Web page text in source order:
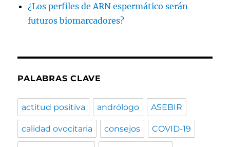
¿Los perfiles de ARN espermático serán
futuros biomarcadores?
PALABRAS CLAVE
actitud positiva andrólogo ASEBIR
calidad ovocitaria consejos COVID-19